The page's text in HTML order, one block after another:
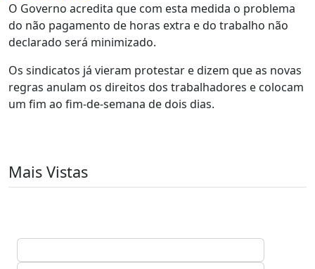
O Governo acredita que com esta medida o problema
do não pagamento de horas extra e do trabalho não
declarado será minimizado.
Os sindicatos já vieram protestar e dizem que as novas
regras anulam os direitos dos trabalhadores e colocam
um fim ao fim-de-semana de dois dias.
Mais Vistas